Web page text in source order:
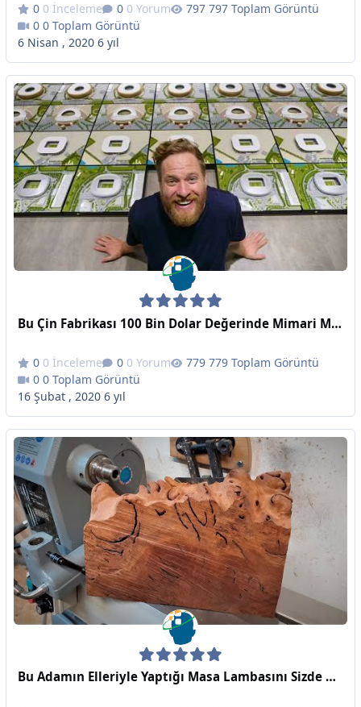
0 İnceleme 0 Yorum
797 Toplam Görüntü
0 Toplam Görüntü
6 Nisan , 2020 6 yıl
Bu Çin Fabrikası 100 Bin Dolar Değerinde Mimari Model Üretiyor!
0 İnceleme 0 Yorum
779 Toplam Görüntü
0 Toplam Görüntü
16 Şubat , 2020 6 yıl
Bu Adamın Elleriyle Yaptığı Masa Lambasını Sizde Görmelisiniz